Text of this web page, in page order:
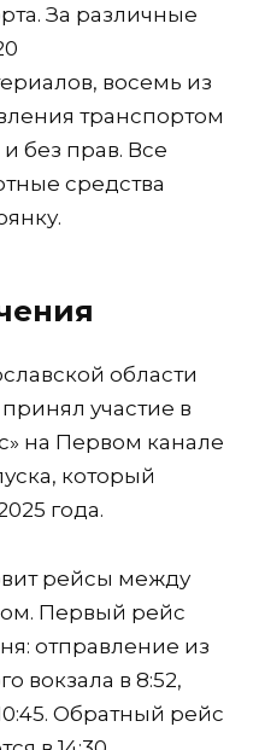
За различные
восемь из
транспортом
без прав. Все
средства
области
участие в
на Первом канале
который
года.
рейсы между
Первый рейс
отправление из
вокзала в 8:52,
Обратный рейс